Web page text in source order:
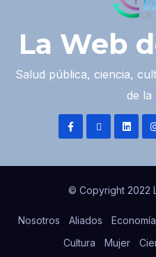
La Web
Salud pública, ciencia,
de la
© Copyright 2022
Nosotros Aliados
Cultura
Mujer